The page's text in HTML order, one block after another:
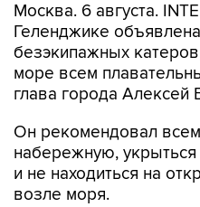
Москва. 6 августа.
Геленджике
безэкипажных
море всем
глава города Алексей
Он рекомендовал
набережную,
и не находиться на
возле моря.